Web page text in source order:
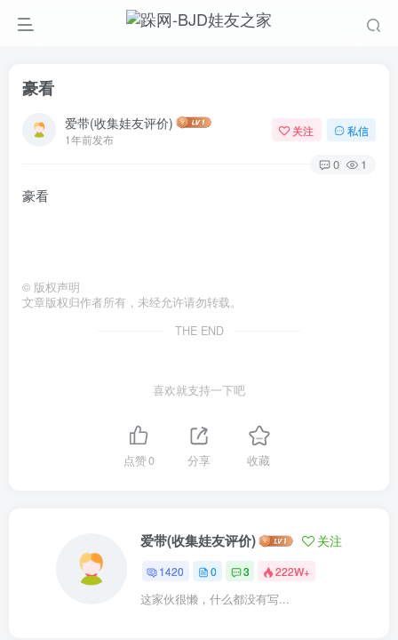
豪看
爱带(收集娃友评价)
1年前发布
关注 私信
0 1
豪看
© 版权声明
文章版权归作者所有，未经允许请勿转载。
THE END
喜欢就支持一下吧
点赞0 分享 收藏
爱带(收集娃友评价) 关注
1420 0 3 222W+
这家伙很懒，什么都没有写...